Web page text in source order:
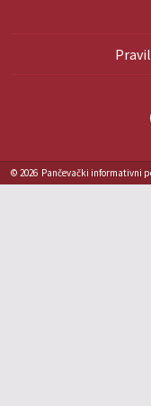
© 2026 Pančevački informativni